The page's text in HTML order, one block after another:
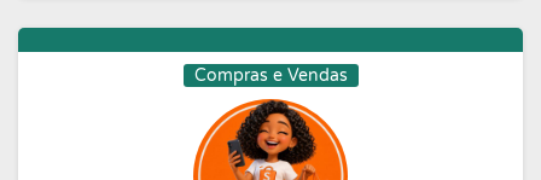
Compras e Vendas